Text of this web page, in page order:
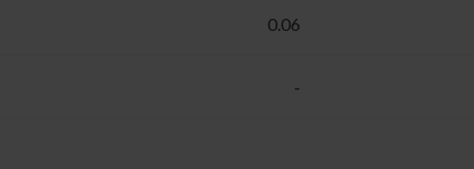
0.06
-